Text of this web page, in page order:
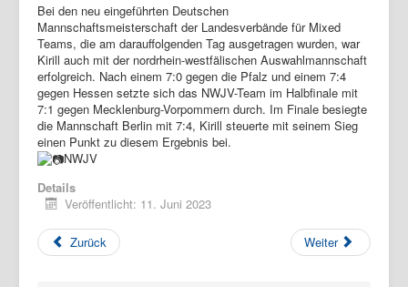
Bei den neu eingeführten Deutschen
Mannschaftsmeisterschaft der Landesverbände für Mixed
Teams, die am darauffolgenden Tag ausgetragen wurden, war
Kirill auch mit der nordrhein-westfälischen Auswahlmannschaft
erfolgreich. Nach einem 7:0 gegen die Pfalz und einem 7:4
gegen Hessen setzte sich das NWJV-Team im Halbfinale mit
7:1 gegen Mecklenburg-Vorpommern durch. Im Finale besiegte
die Mannschaft Berlin mit 7:4, Kirill steuerte mit seinem Sieg
einen Punkt zu diesem Ergebnis bei.
NWJV
Details
Veröffentlicht: 11. Juni 2023
Zurück Weiter